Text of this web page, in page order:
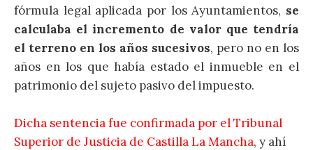
fórmula legal aplicada por los Ayuntamientos, se
calculaba el incremento de valor que tendría
el terreno en los años sucesivos, pero no en los
años en los que había estado el inmueble en el
patrimonio del sujeto pasivo del impuesto.
Dicha sentencia fue confirmada por el Tribunal
Superior de Justicia de Castilla La Mancha, y ahí